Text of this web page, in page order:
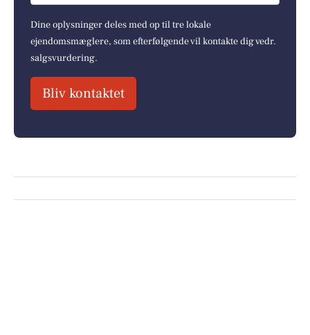
Dine oplysninger deles med op til tre lokale
ejendomsmæglere, som efterfølgende vil kontakte dig vedr.
salgsvurdering.
Bliv kontaktet